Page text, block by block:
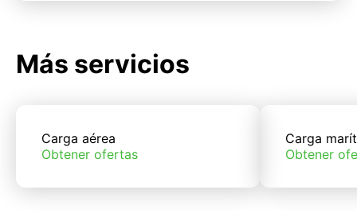
Más servicios
Carga aérea
Obtener ofertas
Carga
Obtener